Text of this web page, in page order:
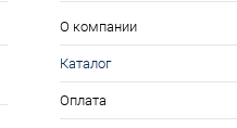
О компании
Каталог
Оплата